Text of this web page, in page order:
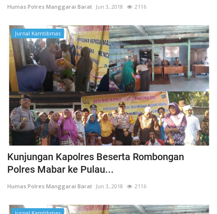
Humas Polres Manggarai Barat Jun 3, 2018 2116
Jurnal Kamtibmas
Kunjungan Kapolres Beserta Rombongan
Polres Mabar ke Pulau...
Humas Polres Manggarai Barat Jun 3, 2018 2116